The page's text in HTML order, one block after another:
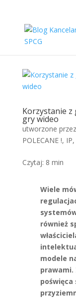
Korzystanie
gry wideo
utworzone przez
POLECANE !, IP,
Czytaj: 8 min
Wiele
również
modele
prawami.